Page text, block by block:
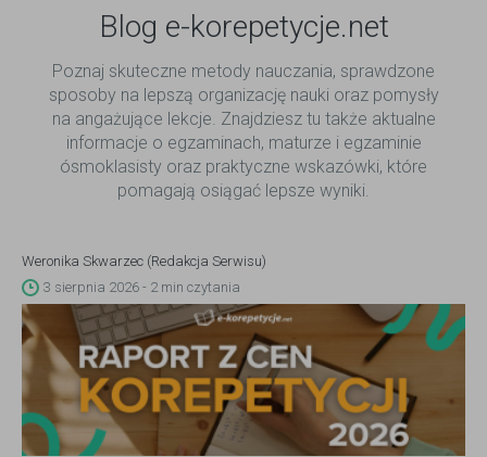
Blog e-korepetycje.net
Poznaj skuteczne metody nauczania, sprawdzone
sposoby na lepszą organizację nauki oraz pomysły
na angażujące lekcje. Znajdziesz tu także aktualne
informacje o egzaminach, maturze i egzaminie
ósmoklasisty oraz praktyczne wskazówki, które
pomagają osiągać lepsze wyniki.
Weronika Skwarzec (Redakcja Serwisu)
3 sierpnia 2026 - 2 min czytania